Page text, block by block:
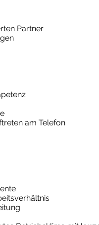
Partner
am Telefon